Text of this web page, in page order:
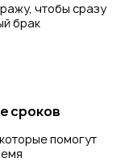
чтобы сразу
брак
сроков
помогут